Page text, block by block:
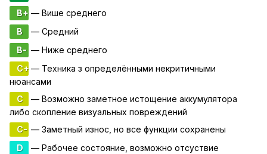
B+ — Више среднего
B
— Средний
B- — Ниже среднего
C+— Техника з определёнными некритичными
нюансами
C
— Возможно заметное истощение аккумулятора
либо скопление визуальных повреждений
C- — Заметный износ, но все функции сохранены
D
— Рабочее состояние, возможно отсуствие